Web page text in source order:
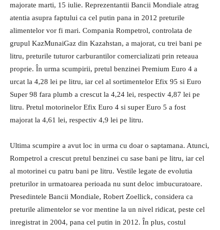
majorate marti, 15 iulie. Reprezentantii Bancii Mondiale atrag
atentia asupra faptului ca cel putin pana in 2012 preturile
alimentelor vor fi mari. Compania Rompetrol, controlata de
grupul KazMunaiGaz din Kazahstan, a majorat, cu trei bani pe
litru, preturile tuturor carburantilor comercializati prin reteaua
proprie. În urma scumpirii, pretul benzinei Premium Euro 4 a
urcat la 4,28 lei pe litru, iar cel al sortimentelor Efix 95 si Euro
Super 98 fara plumb a crescut la 4,24 lei, respectiv 4,87 lei pe
litru. Pretul motorinelor Efix Euro 4 si super Euro 5 a fost
majorat la 4,61 lei, respectiv 4,9 lei pe litru.
Ultima scumpire a avut loc in urma cu doar o saptamana. Atunci,
Rompetrol a crescut pretul benzinei cu sase bani pe litru, iar cel
al motorinei cu patru bani pe litru. Vestile legate de evolutia
preturilor in urmatoarea perioada nu sunt deloc imbucuratoare.
Presedintele Bancii Mondiale, Robert Zoellick, considera ca
preturile alimentelor se vor mentine la un nivel ridicat, peste cel
inregistrat in 2004, pana cel putin in 2012. În plus, costul